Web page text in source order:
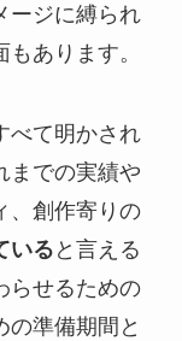
ージに縛られ
あります。
べて明かされ
までの実績や
、創作寄りの
いると言える
らせるための
の準備期間と